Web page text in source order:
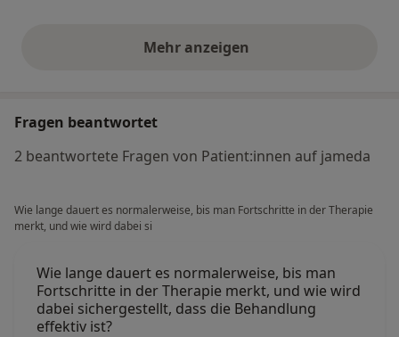
Mehr anzeigenobige Stellungnahmen
Fragen beantwortet
2 beantwortete Fragen von Patient:innen auf jameda
Wie lange dauert es normalerweise, bis man Fortschritte in der Therapie
merkt, und wie wird dabei si
Wie lange dauert es normalerweise, bis man
Fortschritte in der Therapie merkt, und wie wird
dabei sichergestellt, dass die Behandlung
effektiv ist?